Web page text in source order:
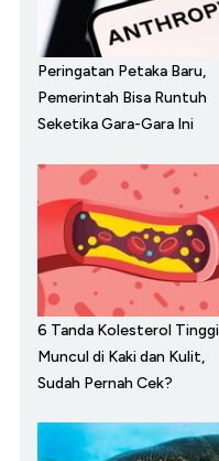
Peringatan Petaka Baru,
Pemerintah Bisa Runtuh
Seketika Gara-Gara Ini
6 Tanda Kolesterol Tinggi
Muncul di Kaki dan Kulit,
Sudah Pernah Cek?